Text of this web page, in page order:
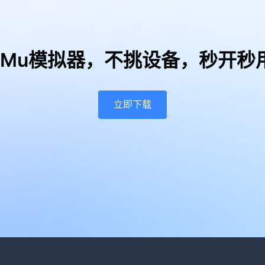
模拟器， 不挑设备，秒开秒
立即下载